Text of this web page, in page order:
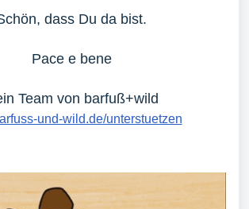
dass Du da bist.
Pace e bene
Team von barfuß+wild
und-wild.de/unterstuetzen